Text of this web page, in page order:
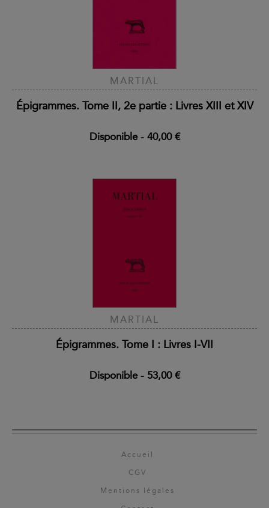
MARTIAL
Épigrammes. Tome II, 2e partie : Livres XIII et XIV
Disponible- 40,00 €
MARTIAL
Épigrammes. Tome I : Livres I-VII
Disponible- 53,00 €
Accueil
CGV
Mentions légales